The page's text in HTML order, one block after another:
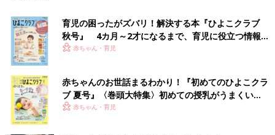
育児の困ったがズバリ！解決する本『ひよこクラブ
秋号』 4カ月～2才になるまで、育児に役立つ情報が
いっぱい！
赤ちゃん・育児
赤ちゃんのお世話まるわかり！『初めてのひよこクラ
ブ 夏号』〈巻頭大特集〉初めての授乳がうまくい
く！ おっぱい・ミルクの基本と夏のトラブル 解決テ
赤ちゃん・育児